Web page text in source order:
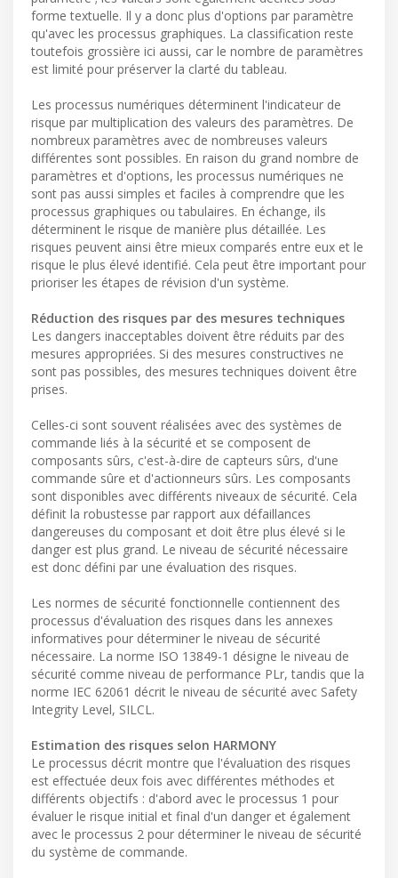
forme textuelle. Il y a donc plus d'options par paramètre
qu'avec les processus graphiques. La classification reste
toutefois grossière ici aussi, car le nombre de paramètres
est limité pour préserver la clarté du tableau.
Les processus numériques déterminent l'indicateur de
risque par multiplication des valeurs des paramètres. De
nombreux paramètres avec de nombreuses valeurs
différentes sont possibles. En raison du grand nombre de
paramètres et d'options, les processus numériques ne
sont pas aussi simples et faciles à comprendre que les
processus graphiques ou tabulaires. En échange, ils
déterminent le risque de manière plus détaillée. Les
risques peuvent ainsi être mieux comparés entre eux et le
risque le plus élevé identifié. Cela peut être important pour
prioriser les étapes de révision d'un système.
Réduction des risques par des mesures techniques
Les dangers inacceptables doivent être réduits par des
mesures appropriées. Si des mesures constructives ne
sont pas possibles, des mesures techniques doivent être
prises.
Celles-ci sont souvent réalisées avec des systèmes de
commande liés à la sécurité et se composent de
composants sûrs, c'est-à-dire de capteurs sûrs, d'une
commande sûre et d'actionneurs sûrs. Les composants
sont disponibles avec différents niveaux de sécurité. Cela
définit la robustesse par rapport aux défaillances
dangereuses du composant et doit être plus élevé si le
danger est plus grand. Le niveau de sécurité nécessaire
est donc défini par une évaluation des risques.
Les normes de sécurité fonctionnelle contiennent des
processus d'évaluation des risques dans les annexes
informatives pour déterminer le niveau de sécurité
nécessaire. La norme ISO 13849-1 désigne le niveau de
sécurité comme niveau de performance PLr, tandis que la
norme IEC 62061 décrit le niveau de sécurité avec Safety
Integrity Level, SILCL.
Estimation des risques selon HARMONY
Le processus décrit montre que l'évaluation des risques
est effectuée deux fois avec différentes méthodes et
différents objectifs : d'abord avec le processus 1 pour
évaluer le risque initial et final d'un danger et également
avec le processus 2 pour déterminer le niveau de sécurité
du système de commande.